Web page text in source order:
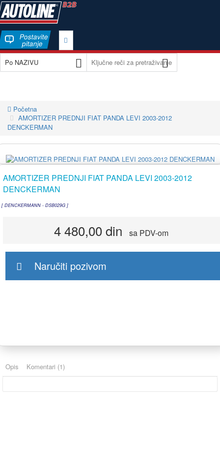
Postavite
pitanje
Početna
AMORTIZER PREDNJI FIAT PANDA LEVI 2003-2012
DENCKERMAN
AMORTIZER PREDNJI FIAT PANDA LEVI 2003-2012
DENCKERMAN
[ DENCKERMANN - DSB029G ]
4 480,00 dinsa PDV-om
Naručiti pozivom
Opis Komentari (1)